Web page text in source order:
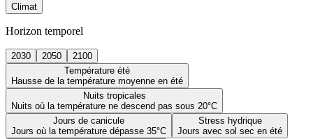
Climat
Horizon temporel
2030 2050
2100
Température été
Hausse de la température moyenne en été
Nuits tropicales
Nuits où la température ne descend pas sous 20°C
Jours de canicule
Jours où la température dépasse 35°C
Stress hydrique
Jours avec sol sec en été